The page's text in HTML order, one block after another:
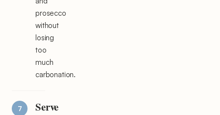
prosecco
without
losing
too
much
carbonation.
Serve